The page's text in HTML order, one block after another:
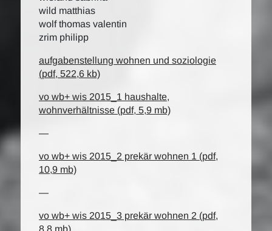
wild matthias
wolf thomas valentin
zrim philipp
aufgabenstellung wohnen und soziologie
(pdf, 522,6 kb)
vo wb+ wis 2015_1 haushalte,
wohnverhältnisse (pdf, 5,9 mb)
—
vo wb+ wis 2015_2 prekär wohnen 1 (pdf,
10,9 mb)
—
vo wb+ wis 2015_3 prekär wohnen 2 (pdf,
8,8 mb)